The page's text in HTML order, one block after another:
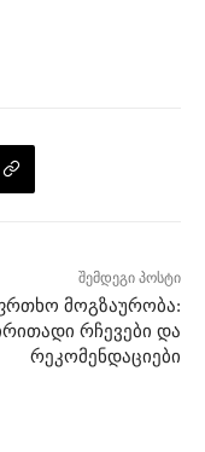
შემდეგი პოსტი
მოგზაურობა:
რჩევები და
რეკომენდაციები